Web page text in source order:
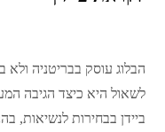
הבלוג עוסק בבריטניה
לשאול היא כיצד הגיבה
ביידן בבחירות לנשיאות,